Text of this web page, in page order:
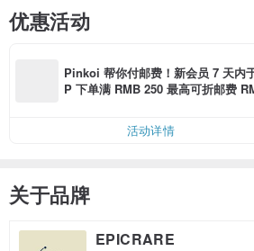
优惠活动
Pinkoi 帮你付邮费！新会员 7 天内
P 下单满 RMB 250 最高可折邮费
活动详情
关于品牌
EPICRARE